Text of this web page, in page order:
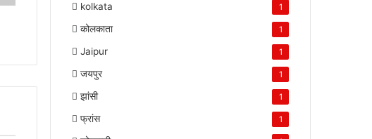
kolkata 1
कोलकाता 1
Jaipur 1
जयपुर 1
झांसी 1
फ्रांस 1